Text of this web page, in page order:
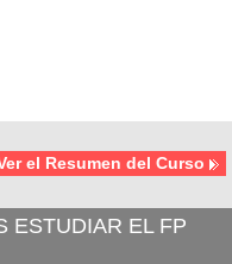
el Resumen del Curso
ESTUDIAR EL FP